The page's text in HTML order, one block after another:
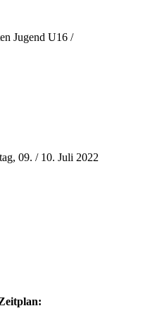
Jugend U16 /
09. / 10. Juli 2022